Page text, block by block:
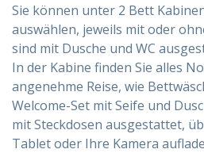
Hilfeinfo@mobylines.de
Sie können unter 2 Bett
auswählen, jeweils mit oder
sind mit Dusche und WC
In der Kabine finden Sie alles
angenehme Reise, wie
Welcome-Set mit Seife und
mit Steckdosen ausgestattet,
Tablet oder Ihre Kamera